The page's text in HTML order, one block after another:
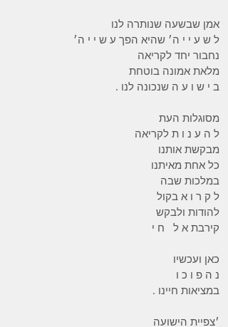
אמן שבשעה שנותרה לנו
ל ש ע י י ה׳ שהיא הפך ע ש י י ה׳
נחבור יחד לקריאה
מלאת אמונה בוטחת
ב י ש ו ע ה שנכונה לנו .
מסוגלות העת
ל ה ע נ ו ת לקריאה
מבקשת אותנו
כל אחת מאיתנו
במלכות שבה
ל ק ר ו א בקול
להודות ולבקש
קירבת א ל   ח י
כאן ועכשיו
נ ה פ ו כ ו
במציאות חיינו .
׳צפיית הישועה